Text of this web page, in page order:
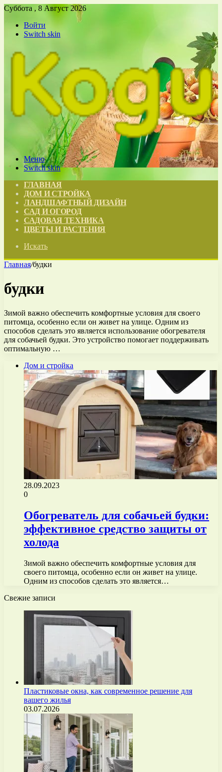
Суббота , 8 Август 2026
Войти
Switch skin
Меню
Switch skin
ГЛАВНАЯ
ДОМ И СТРОЙКА
ЛАНДШАФТНЫЙ ДИЗАЙН
САД И ОГОРОД
САДОВАЯ ТЕХНИКА
ЦВЕТЫ И РАСТЕНИЯ
Искать
Главная/будки
будки
Зимой важно обеспечить комфортные условия для своего
питомца, особенно если он живет на улице. Одним из
способов сделать это является использование обогревателя
для собачьей будки. Это устройство помогает поддерживать
оптимальную …
Дом и стройка
28.09.2023
0
Обогреватель для собачьей будки:
эффективное средство защиты от
холода
Зимой важно обеспечить комфортные условия для
своего питомца, особенно если он живет на улице.
Одним из способов сделать это является…
Свежие записи
Пластиковые окна, как современное решение для
вашего жилья
03.07.2026